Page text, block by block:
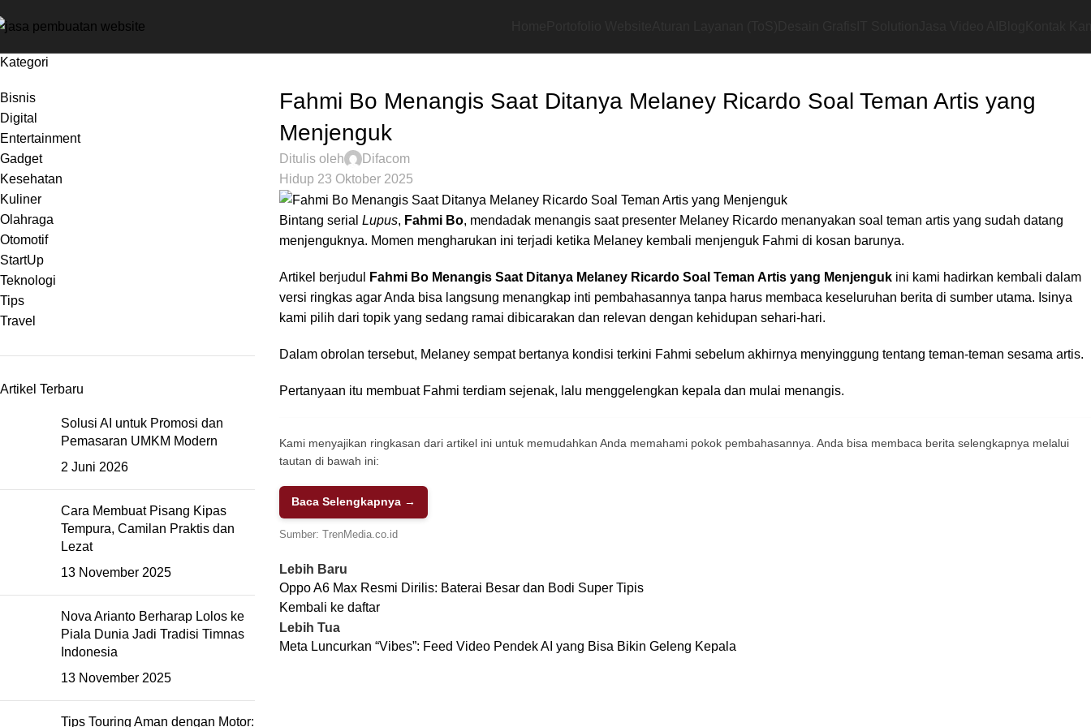
Kategori
Bisnis
Digital
Entertainment
Gadget
Kesehatan
Kuliner
Olahraga
Otomotif
StartUp
Teknologi
Tips
Travel
Artikel Terbaru
Solusi AI untuk Promosi dan
Pemasaran UMKM Modern
2 Juni 2026
Cara Membuat Pisang Kipas
Tempura, Camilan Praktis dan
Lezat
13 November 2025
Nova Arianto Berharap Lolos ke
Piala Dunia Jadi Tradisi Timnas
Indonesia
13 November 2025
Tips Touring Aman dengan Motor:
Fahmi Bo Menangis Saat Ditanya Melaney Ricardo Soal Teman Artis yang
Menjenguk
Ditulis oleh
Difacom
Hidup 23 Oktober 2025
Bintang serial Lupus, Fahmi Bo, mendadak menangis saat presenter Melaney Ricardo menanyakan soal teman artis yang sudah datang
menjenguknya. Momen mengharukan ini terjadi ketika Melaney kembali menjenguk Fahmi di kosan barunya.
Artikel berjudul Fahmi Bo Menangis Saat Ditanya Melaney Ricardo Soal Teman Artis yang Menjengukini kami hadirkan kembali dalam
versi ringkas agar Anda bisa langsung menangkap inti pembahasannya tanpa harus membaca keseluruhan berita di sumber utama. Isinya
kami pilih dari topik yang sedang ramai dibicarakan dan relevan dengan kehidupan sehari-hari.
Dalam obrolan tersebut, Melaney sempat bertanya kondisi terkini Fahmi sebelum akhirnya menyinggung tentang teman-teman sesama artis.
Pertanyaan itu membuat Fahmi terdiam sejenak, lalu menggelengkan kepala dan mulai menangis.
Kami menyajikan ringkasan dari artikel ini untuk memudahkan Anda memahami pokok pembahasannya. Anda bisa membaca berita selengkapnya melalui
tautan di bawah ini:
Baca Selengkapnya →
Sumber: TrenMedia.co.id
Lebih Baru
Oppo A6 Max Resmi Dirilis: Baterai Besar dan Bodi Super Tipis
Kembali ke daftar
Lebih Tua
Meta Luncurkan “Vibes”: Feed Video Pendek AI yang Bisa Bikin Geleng Kepala